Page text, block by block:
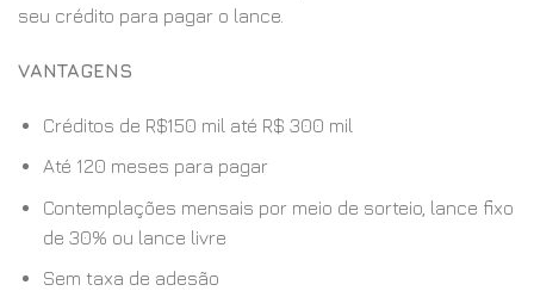
seu crédito para pagar o lance.
VANTAGENS
Créditos de R$150 mil até R$ 300 mil
Até 120 meses para pagar
Contemplações mensais por meio de sorteio, lance fixo
de 30% ou lance livre
Sem taxa de adesão